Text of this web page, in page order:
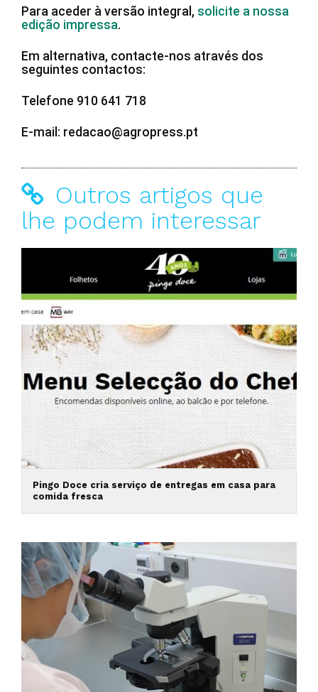
Para aceder à versão integral, solicite a nossa
edição impressa.
Em alternativa, contacte-nos através dos
seguintes contactos:
Telefone 910 641 718
E-mail: redacao@agropress.pt
Outros artigos que
lhe podem interessar
Pingo Doce cria serviço de entregas em casa para
comida fresca